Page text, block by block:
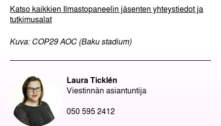
Katso kaikkien Ilmastopaneelin jäsenten yhteystiedot ja
tutkimusalat
Kuva: COP29 AOC (Baku stadium)
Laura Ticklén
Viestinnän asiantuntija
050 595 2412